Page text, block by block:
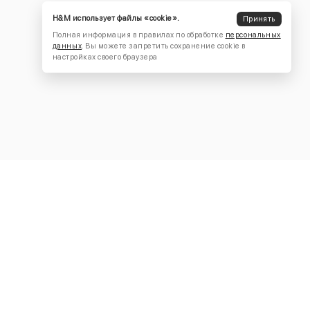
H&M использует файлы «cookie».
Принять
Полная информация в правилах по обработке персональных
данных. Вы можете запретить сохранение cookie в
настройках своего браузера